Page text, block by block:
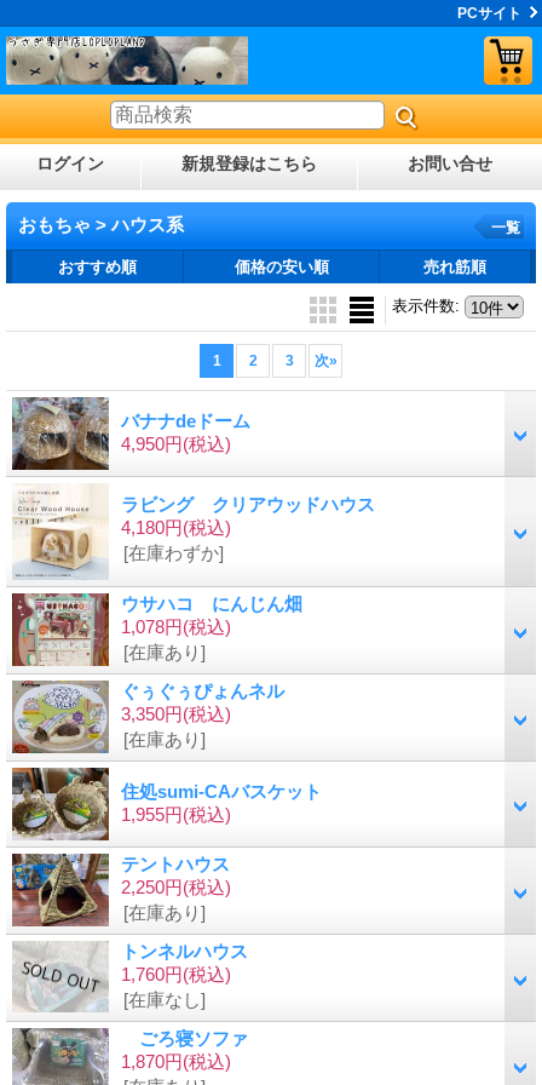
PCサイト
ログイン 新規登録はこちら お問い合せ
おもちゃ > ハウス系 一覧
おすすめ順 価格の安い順 売れ筋順
表示件数:
1 2 3 次»
バナナdeドーム
4,950円(税込)
ラビング クリアウッドハウス
4,180円(税込)
[在庫わずか]
ウサハコ にんじん畑
1,078円(税込)
[在庫あり]
ぐぅぐぅぴょんネル
3,350円(税込)
[在庫あり]
住処sumi-CAバスケット
1,955円(税込)
テントハウス
2,250円(税込)
[在庫あり]
トンネルハウス
1,760円(税込)
[在庫なし]
ごろ寝ソファ
1,870円(税込)